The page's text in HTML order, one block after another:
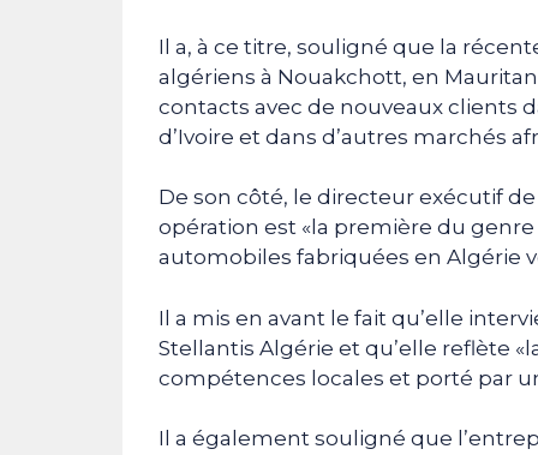
Il a, à ce titre, souligné que la
algériens à Nouakchott, en
contacts avec de nouveaux clients
d’Ivoire et dans d’autres marchés
De son côté, le directeur exécutif
opération est «la première du
automobiles fabriquées en Algérie
Il a mis en avant le fait qu’elle
Stellantis Algérie et qu’elle reflète
compétences locales et porté par
Il a également souligné que